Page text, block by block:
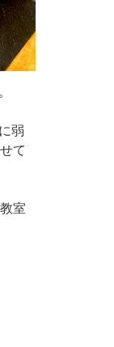
弱
て
室